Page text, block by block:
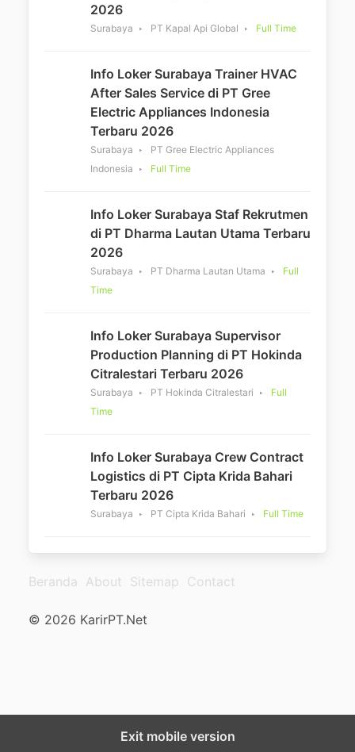
2026
Surabaya PT Kapal Api Global Full Time
Info Loker Surabaya Trainer HVAC
After Sales Service di PT Gree
Electric Appliances Indonesia
Terbaru 2026
Surabaya
PT Gree Electric Appliances
Indonesia
Full Time
Info Loker Surabaya Staf Rekrutmen
di PT Dharma Lautan Utama Terbaru
2026
Surabaya PT Dharma Lautan Utama
Full
Time
Info Loker Surabaya Supervisor
Production Planning di PT Hokinda
Citralestari Terbaru 2026
Surabaya PT Hokinda Citralestari
Full
Time
Info Loker Surabaya Crew Contract
Logistics di PT Cipta Krida Bahari
Terbaru 2026
Surabaya PT Cipta Krida Bahari Full Time
Beranda About Sitemap Contact
© 2026 KarirPT.Net
Exit mobile version